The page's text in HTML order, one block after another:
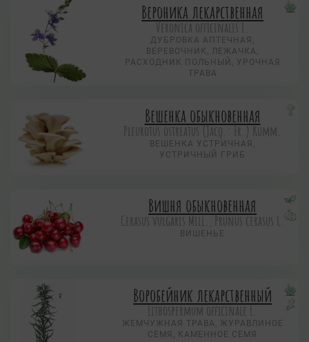
Вероника лекарственная
Veronica officinalis L.
ДУБРОВКА АПТЕЧНАЯ,
ВЕРЕВОЧНИК, ЛЕЖАЧКА,
РАСХОДНИК ПОЛЬНЫЙ, УРОЧНАЯ
ТРАВА
Вешенка обыкновенная
Pleurotus ostreatus (Jacq.: Fr.) Kumm.
ВЕШЕНКА УСТРИЧНАЯ,
УСТРИЧНЫЙ ГРИБ
Вишня обыкновенная
Cerasus vulgaris Mill., Prunus cerasus L.
ВИШЕНЬЕ
Воробейник лекарственный
Lithospermum officinale L.
ЖЕМЧУЖНАЯ ТРАВА, ЖУРАВЛИНОЕ
СЕМЯ, КАМЕННОЕ СЕМЯ